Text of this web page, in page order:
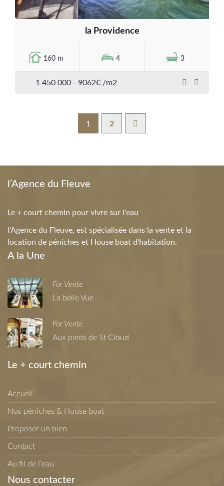
la Providence
160 m 4 3
1 450 000 - 9062€ /m2
1 2
l’Agence du Fleuve
Le + court chemin pour vivre sur l'eau
l'Agence du Fleuve, est spécialisée dans la vente et la
location de péniches et House boat d'habitation.
A la Une
For Vente
La belle Vue
For Vente
Aux pieds de St Cloud
Le + court chemin
Accueil
Nos péniches & House boat
Proposer un bien
Contact
Au fil de l’eau
Nous contacter